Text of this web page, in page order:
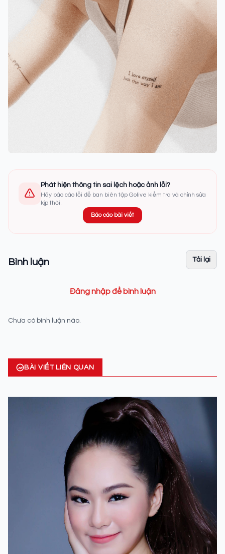
Phát hiện thông tin sai lệch hoặc ảnh lỗi?
Hãy báo cáo lỗi để ban biên tập Golive kiểm tra và chỉnh sửa
kịp thời.
Báo cáo bài viết
Bình luận Tải lại
Đăng nhập để bình luận
Chưa có bình luận nào.
BÀI VIẾT LIÊN QUAN